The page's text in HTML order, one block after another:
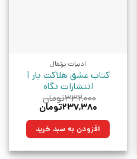
ادبیات پرتغال
کتاب عشق هلاکت بار |
انتشارات نگاه
۳۳۲,۰۰۰تومان
قیمت
۳۳۲,۰۰۰تومان
بود.
۲۳۷,۳۸۰تومان
۲۳۷,۳۸۰تومان.افزودن به سبد خرید